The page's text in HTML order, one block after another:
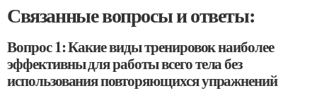
Связанные вопросы и ответы:
Вопрос 1: Какие виды тренировок наиболее
эффективны для работы всего тела без
использования повторяющихся упражнений